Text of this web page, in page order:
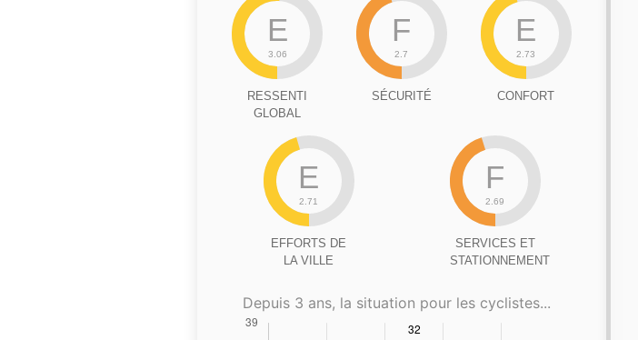
E
3.06
RESSENTI
GLOBAL
F
2.7
SÉCURITÉ
E
2.73
CONFORT
E
2.71
EFFORTS DE
LA VILLE
F
2.69
SERVICES ET
STATIONNEMENT
Depuis 3 ans, la situation pour les cyclistes...